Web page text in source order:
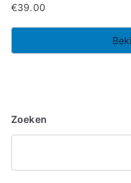
€39.00
Zoeken